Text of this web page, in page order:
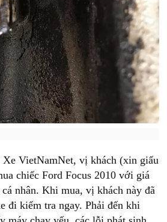
VietNamNet, vị khách (xin giấu
chiếc Ford Focus 2010 với giá
nhân. Khi mua, vị khách này đã
đi kiểm tra ngay. Phải đến khi